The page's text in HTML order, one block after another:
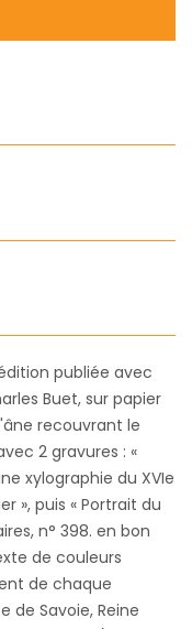
publiée avec
Buet, sur papier
recouvrant le
2 gravures : «
xylographie du XVIe
», puis « Portrait du
n° 398. en bon
de couleurs
de chaque
de Savoie, Reine